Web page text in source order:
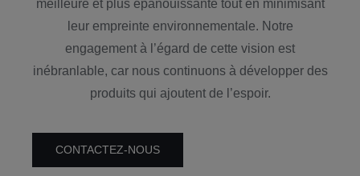
meilleure et plus épanouissante tout en minimisant
leur empreinte environnementale. Notre
engagement à l’égard de cette vision est
inébranlable, car nous continuons à développer des
produits qui ajoutent de l’espoir.
CONTACTEZ-NOUS